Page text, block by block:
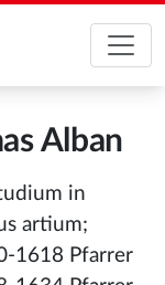
Alban
in
artium;
1618 Pfarrer